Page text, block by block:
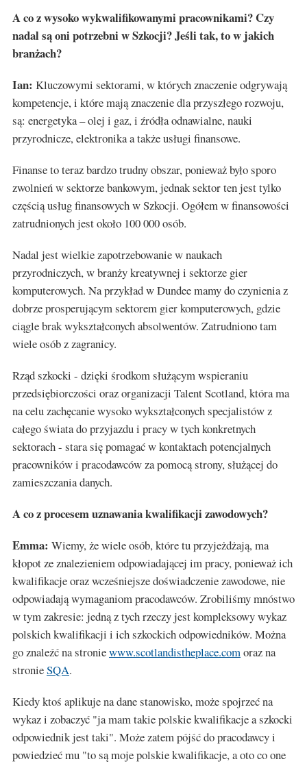
A co z wysoko wykwalifikowanymi pracownikami? Czy
nadal są oni potrzebni w Szkocji? Jeśli tak, to w jakich
branżach?
Ian: Kluczowymi sektorami, w których znaczenie odgrywają
kompetencje, i które mają znaczenie dla przyszłego rozwoju,
są: energetyka – olej i gaz, i źródła odnawialne, nauki
przyrodnicze, elektronika a także usługi finansowe.
Finanse to teraz bardzo trudny obszar, ponieważ było sporo
zwolnień w sektorze bankowym, jednak sektor ten jest tylko
częścią usług finansowych w Szkocji. Ogółem w finansowości
zatrudnionych jest około 100 000 osób.
Nadal jest wielkie zapotrzebowanie w naukach
przyrodniczych, w branży kreatywnej i sektorze gier
komputerowych. Na przykład w Dundee mamy do czynienia z
dobrze prosperującym sektorem gier komputerowych, gdzie
ciągle brak wykształconych absolwentów. Zatrudniono tam
wiele osób z zagranicy.
Rząd szkocki - dzięki środkom służącym wspieraniu
przedsiębiorczości oraz organizacji Talent Scotland, która ma
na celu zachęcanie wysoko wykształconych specjalistów z
całego świata do przyjazdu i pracy w tych konkretnych
sektorach - stara się pomagać w kontaktach potencjalnych
pracowników i pracodawców za pomocą strony, służącej do
zamieszczania danych.
A co z procesem uznawania kwalifikacji zawodowych?
Emma: Wiemy, że wiele osób, które tu przyjeżdżają, ma
kłopot ze znalezieniem odpowiadającej im pracy, ponieważ ich
kwalifikacje oraz wcześniejsze doświadczenie zawodowe, nie
odpowiadają wymaganiom pracodawców. Zrobiliśmy mnóstwo
w tym zakresie: jedną z tych rzeczy jest kompleksowy wykaz
polskich kwalifikacji i ich szkockich odpowiedników. Można
go znaleźć na stroniewww.scotlandistheplace.comoraz na
stronieSQA.
Kiedy ktoś aplikuje na dane stanowisko, może spojrzeć na
wykaz i zobaczyć "ja mam takie polskie kwalifikacje a szkocki
odpowiednik jest taki". Może zatem pójść do pracodawcy i
powiedzieć mu "to są moje polskie kwalifikacje, a oto co one